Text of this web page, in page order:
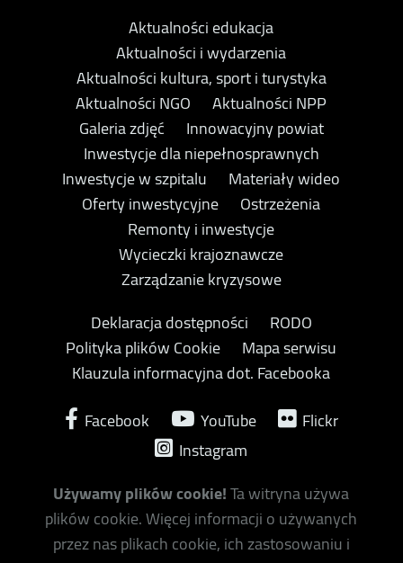
Aktualności edukacja
Aktualności i wydarzenia
Aktualności kultura, sport i turystyka
Aktualności NGO
Aktualności NPP
Galeria zdjęć
Innowacyjny powiat
Inwestycje dla niepełnosprawnych
Inwestycje w szpitalu
Materiały wideo
Oferty inwestycyjne
Ostrzeżenia
Remonty i inwestycje
Wycieczki krajoznawcze
Zarządzanie kryzysowe
Deklaracja dostępności
RODO
Polityka plików Cookie
Mapa serwisu
Klauzula informacyjna dot. Facebooka
Facebook
YouTube
Flickr
Instagram
Używamy plików cookie!Ta witryna używa
plików cookie. Więcej informacji o używanych
przez nas plikach cookie, ich zastosowaniu i